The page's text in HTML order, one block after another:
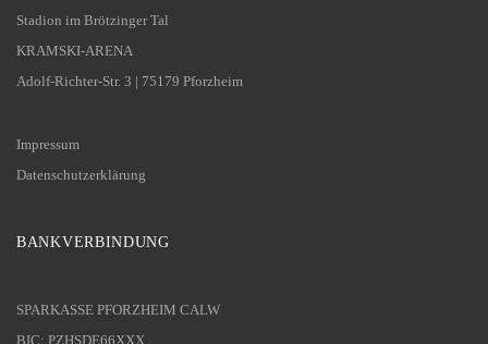
Stadion im Brötzinger Tal
KRAMSKI-ARENA
Adolf-Richter-Str. 3 | 75179 Pforzheim
Impressum
Datenschutzerklärung
BANKVERBINDUNG
SPARKASSE PFORZHEIM CALW
BIC: PZHSDE66XXX